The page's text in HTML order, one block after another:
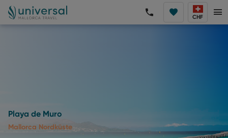
CHF
Playa de Muro
Mallorca Nordküste